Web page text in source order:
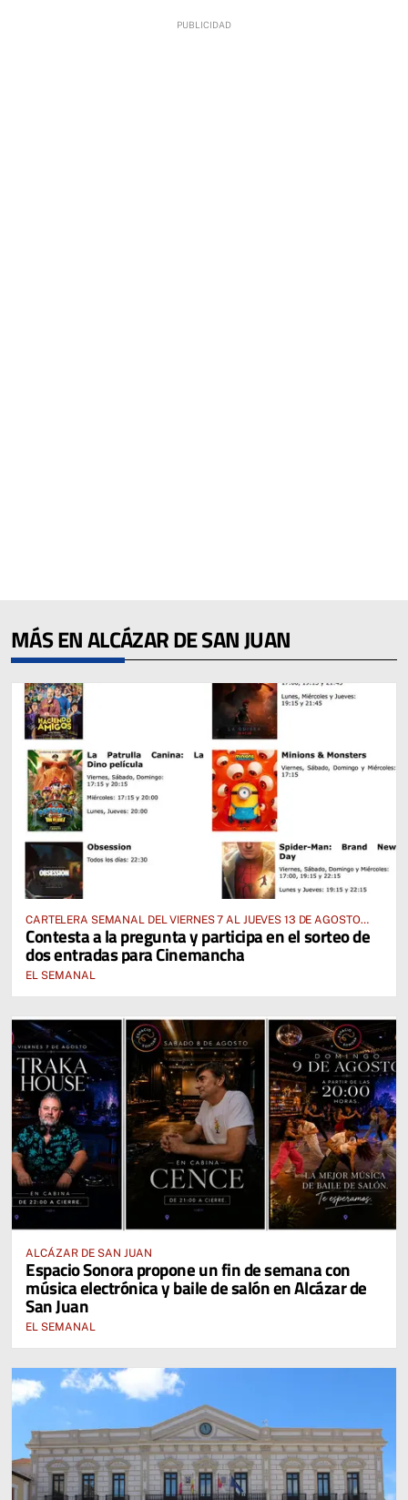
MÁS EN ALCÁZAR DE SAN JUAN
CARTELERA SEMANAL DEL VIERNES 7 AL JUEVES 13 DE AGOSTO
2026
Contesta a la pregunta y participa en el sorteo de
dos entradas para Cinemancha
EL SEMANAL
ALCÁZAR DE SAN JUAN
Espacio Sonora propone un fin de semana con
música electrónica y baile de salón en Alcázar de
San Juan
EL SEMANAL